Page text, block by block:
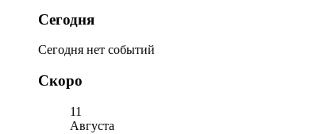
Сегодня
Сегодня нет событий
Скоро
11
Августа